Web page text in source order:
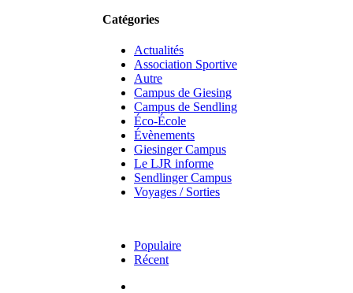
Catégories
Actualités
Association Sportive
Autre
Campus de Giesing
Campus de Sendling
Éco-École
Évènements
Giesinger Campus
Le LJR informe
Sendlinger Campus
Voyages / Sorties
Populaire
Récent